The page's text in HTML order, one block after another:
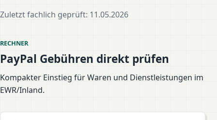
Zuletzt fachlich geprüft: 11.05.2026
RECHNER
PayPal Gebühren direkt prüfen
Kompakter Einstieg für Waren und Dienstleistungen im
EWR/Inland.